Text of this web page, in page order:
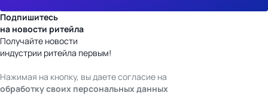
Подпишитесь
на новости ритейла
Получайте новости
индустрии ритейла первым!
Нажимая на кнопку, вы даете согласие на
обработку своих персональных данных